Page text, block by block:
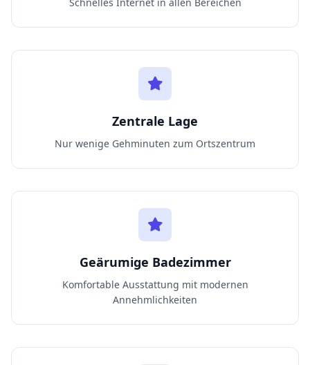
Zentrale Lage
Nur wenige Gehminuten zum Ortszentrum
Geärumige Badezimmer
Komfortable Ausstattung mit modernen
Annehmlichkeiten